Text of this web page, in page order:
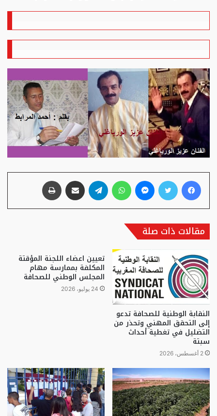
فيسبوك تويتر ماسنجر واتساب تيلقرام مشاركة عبر البريد
مقالات ذات صلة
النقابة الوطنية للصحافة تدعو
إلى التحقق المهني وتحذر من
التضليل في تغطية أحداث
سبتة
2 أغسطس، 2026
تعيين اعضاء اللجنة المؤقتة
المكلفة بممارسة مهام
المجلس الوطني للصحافة
24 يوليو، 2026